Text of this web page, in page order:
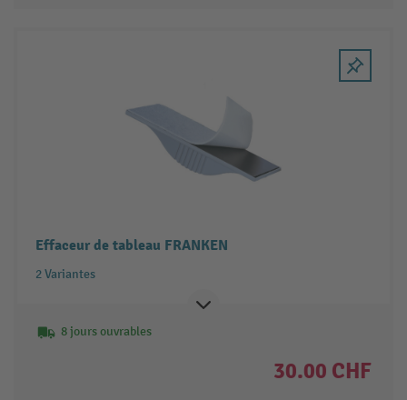
Effaceur de tableau FRANKEN
2 Variantes
8 jours ouvrables
30.00 CHF